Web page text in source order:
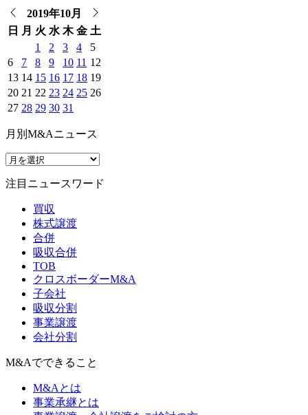
2019年10月
日
月 火 水 木 金 土
1
2 3 4
5
6
7 8 9 10 11 12
13 14 15 16 17 18 19
20 21 22 23 24 25 26
27 28 29 30 31
月別M&Aニュース
注目ニュースワード
買収
株式譲渡
合併
吸収合併
TOB
クロスボーダーM&A
子会社
吸収分割
事業譲渡
会社分割
M&Aでできること
M&Aとは
事業承継とは